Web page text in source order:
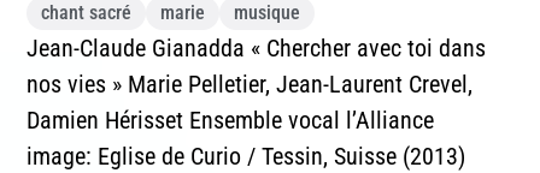
chant sacré marie musique
Jean-Claude Gianadda « Chercher avec toi dans
nos vies » Marie Pelletier, Jean-Laurent Crevel,
Damien Hérisset Ensemble vocal l’Alliance
image: Eglise de Curio / Tessin, Suisse (2013)